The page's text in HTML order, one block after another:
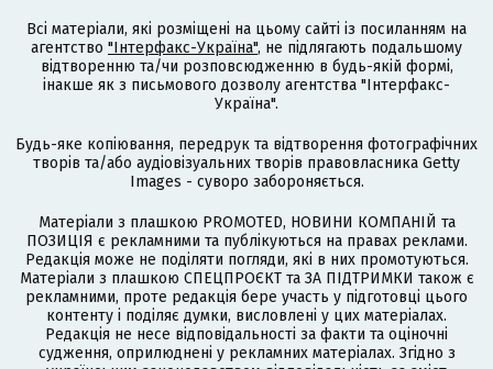
Всі матеріали, які розміщені на цьому сайті із посиланням на
агентство "Інтерфакс-Україна", не підлягають подальшому
відтворенню та/чи розповсюдженню в будь-якій формі,
інакше як з письмового дозволу агентства "Інтерфакс-
Україна".
Будь-яке копіювання, передрук та відтворення фотографічних
творів та/або аудіовізуальних творів правовласника Getty
Images - суворо забороняється.
Матеріали з плашкою PROMOTED, НОВИНИ КОМПАНІЙ та
ПОЗИЦІЯ є рекламними та публікуються на правах реклами.
Редакція може не поділяти погляди, які в них промотуються.
Матеріали з плашкою СПЕЦПРОЄКТ та ЗА ПІДТРИМКИ також є
рекламними, проте редакція бере участь у підготовці цього
контенту і поділяє думки, висловлені у цих матеріалах.
Редакція не несе відповідальності за факти та оціночні
судження, оприлюднені у рекламних матеріалах. Згідно з